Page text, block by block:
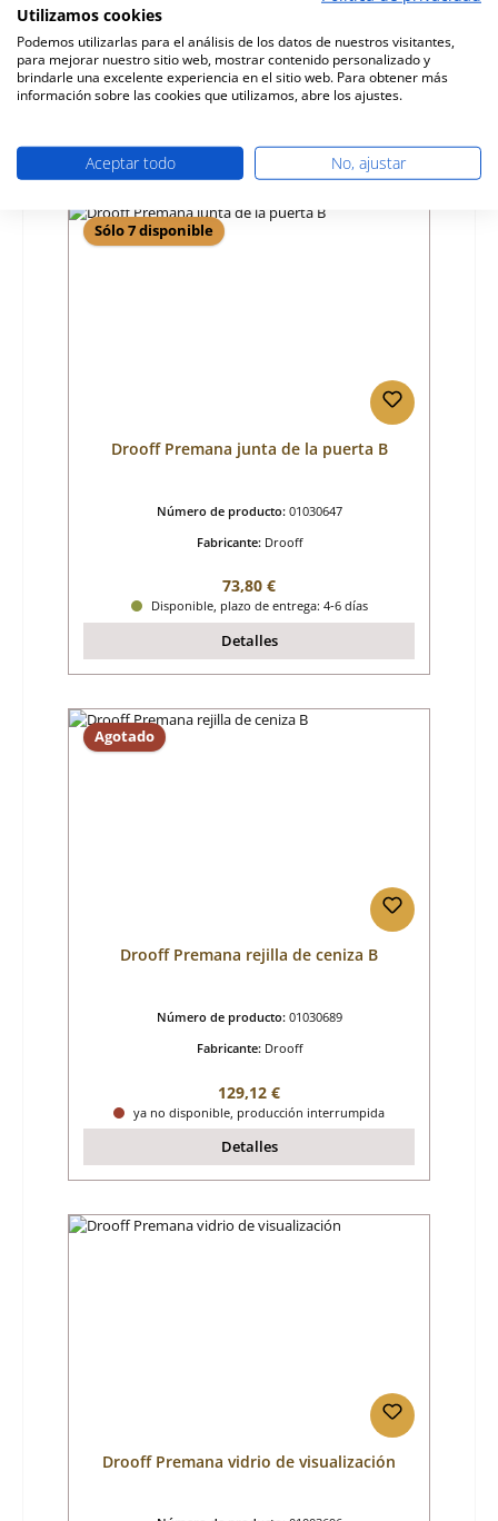
01060782
Fabricante:
Drooff
Precio normal:
42,93 €
ya no disponible, producción interrumpida
Sólo 7 disponible
Drooff Premana junta de la puerta B
Número de producto: 01030647
Fabricante: Drooff
Precio normal:
73,80 €
Disponible, plazo de entrega: 4-6 días
Detalles
Agotado
Drooff Premana rejilla de ceniza B
Número de producto: 01030689
Fabricante: Drooff
Precio normal:
129,12 €
ya no disponible, producción interrumpida
Detalles
Drooff Premana vidrio de visualización
Utilizamos cookies
Podemos utilizarlas para el análisis de los datos de nuestros visitantes,
para mejorar nuestro sitio web, mostrar contenido personalizado y
brindarle una excelente experiencia en el sitio web. Para obtener más
información sobre las cookies que utilizamos, abre los ajustes.
Aceptar todo No, ajustar